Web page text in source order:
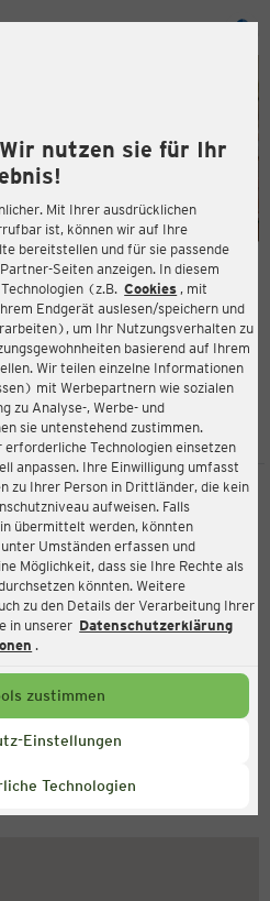
nutzen sie für Ihr
Mit Ihrer ausdrücklichen
ist, können wir auf Ihre
bereitstellen und für sie passende
Seiten anzeigen. In diesem
(z.B. Cookies , mit
Endgerät auslesen/speichern und
um Ihr Nutzungsverhalten zu
basierend auf Ihrem
Wir teilen einzelne Informationen
mit Werbepartnern wie sozialen
zu Analyse-, Werbe- und
sie untenstehend zustimmen.
Technologien einsetzen
anpassen. Ihre Einwilligung umfasst
zu Ihrer Person in Drittländer, die kein
aufweisen. Falls
übermittelt werden, könnten
Umständen erfassen und
Möglichkeit, dass sie Ihre Rechte als
könnten. Weitere
zu den Details der Verarbeitung Ihrer
in unserer Datenschutzerklärung
.
zustimmen
Einstellungen
Technologien
FAMILY FILIALE
Mark 88
Bewertung:
AKTIONEN
Kirchlengern
98